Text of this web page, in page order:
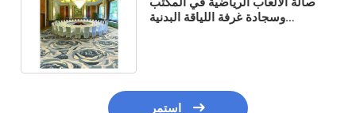
وسجادة غرفة اللياقة البدنية
استمر